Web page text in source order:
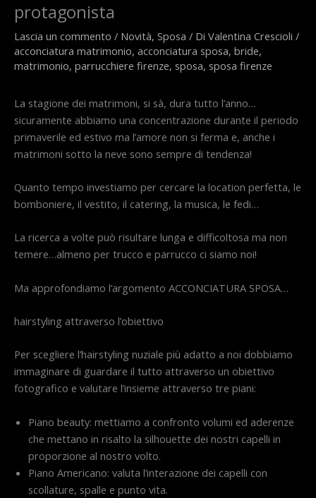
protagonista
Lascia un commento / Novità, Sposa / Di Valentina Crescioli /
acconciatura matrimonio, acconciatura sposa, bride,
matrimonio, parrucchiere firenze, sposa, sposa firenze
La stagione dei matrimoni, si sà, dura tutto l’anno…
sicuramente abbiamo una concentrazione durante il periodo
primaverile ed estivo ma l’amore non si ferma e, anche i
matrimoni sotto la neve sono sempre di tendenza!
Quanto tempo investiamo per cercare la location perfetta, le
bomboniere, il vestito, il catering, la musica, le fedi…
La ricerca a volte può risultare lunga e difficoltosa ma non
temere…almeno per trucco e parrucco ci siamo noi!
Ma approfondiamo l’argomento ACCONCIATURA SPOSA…
hairstyling attraverso l’obiettivo
Per scegliere l’hairstyling nuziale più adatto a noi dobbiamo
immaginare di guardare il tutto attraverso un obiettivo
fotografico e valutare l’insieme attraverso tre piani:
Piano beauty: mettiamo a confronto volumi ed aderenze
che mettano in risalto la silhouette dei nostri capelli in
proporzione al nostro volto.
Piano Americano: valuta l’interazione dei capelli con
scollature, spalle e punto vita.